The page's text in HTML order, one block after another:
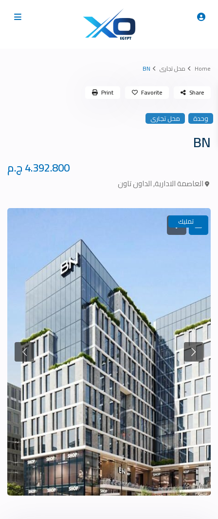
Home محل تجارى BN
وحدة محل تجارى
BN
العاصمة الادارية,الداون تاون
Share
Favorite
Print
تمليك